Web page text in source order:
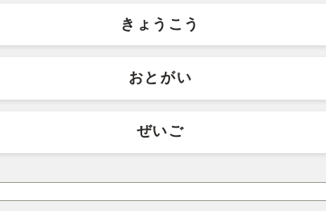
きょうこう
おとがい
ぜいご